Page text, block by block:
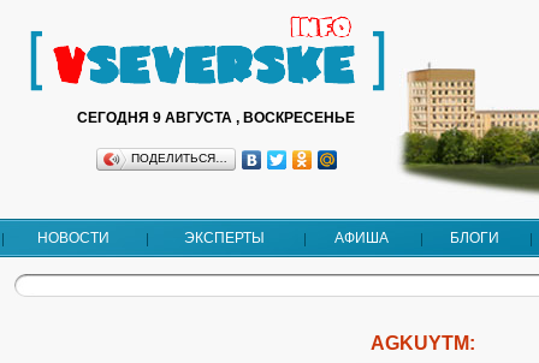
СЕГОДНЯ 9 АВГУСТА , ВОСКРЕСЕНЬЕ
ПОДЕЛИТЬСЯ…
НОВОСТИ ЭКСПЕРТЫ АФИША БЛОГИ
AGKUYTM: